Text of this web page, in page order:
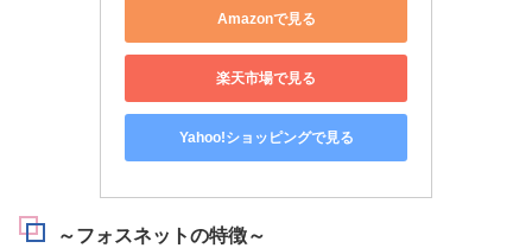
Amazonで見る
楽天市場で見る
Yahoo!ショッピングで見る
～フォスネットの特徴～